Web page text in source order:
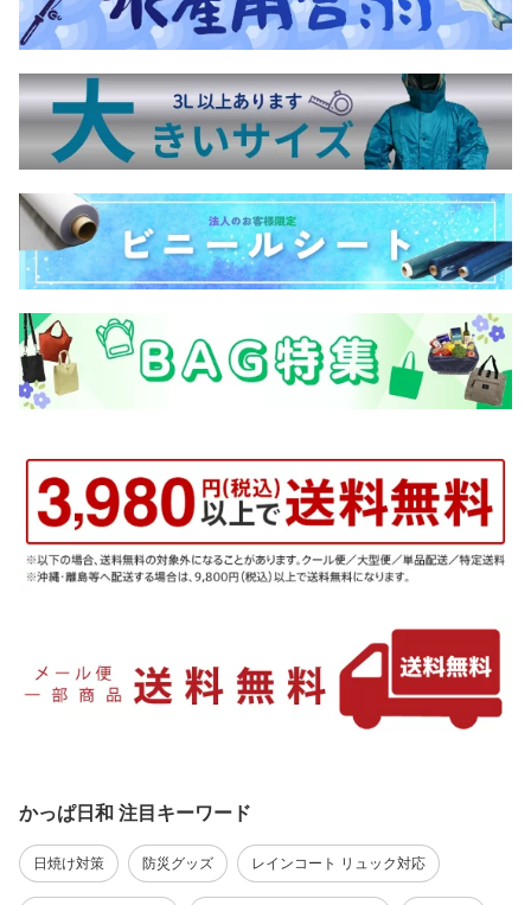
かっぱ日和 注目キーワード
日焼け対策 防災グッズ レインコート リュック対応